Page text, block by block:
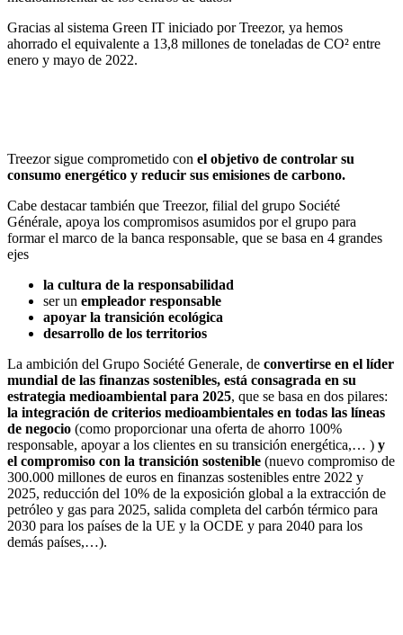
Gracias al sistema Green IT iniciado por Treezor, ya hemos
ahorrado el equivalente a 13,8 millones de toneladas de CO² entre
enero y mayo de 2022.
Treezor sigue comprometido con el objetivo de controlar su
consumo energético y reducir sus emisiones de carbono.
Cabe destacar también que Treezor, filial del grupo Société
Générale, apoya los compromisos asumidos por el grupo para
formar el marco de la banca responsable, que se basa en 4 grandes
ejes
la cultura de la responsabilidad
ser un empleador responsable
apoyar la transición ecológica
desarrollo de los territorios
La ambición del Grupo Société Generale, de convertirse en el líder
mundial de las finanzas sostenibles, está consagrada en su
estrategia medioambiental para 2025, que se basa en dos pilares:
la integración de criterios medioambientales en todas las líneas
de negocio (como proporcionar una oferta de ahorro 100%
responsable, apoyar a los clientes en su transición energética,… ) y
el compromiso con la transición sostenible (nuevo compromiso de
300.000 millones de euros en finanzas sostenibles entre 2022 y
2025, reducción del 10% de la exposición global a la extracción de
petróleo y gas para 2025, salida completa del carbón térmico para
2030 para los países de la UE y la OCDE y para 2040 para los
demás países,…).